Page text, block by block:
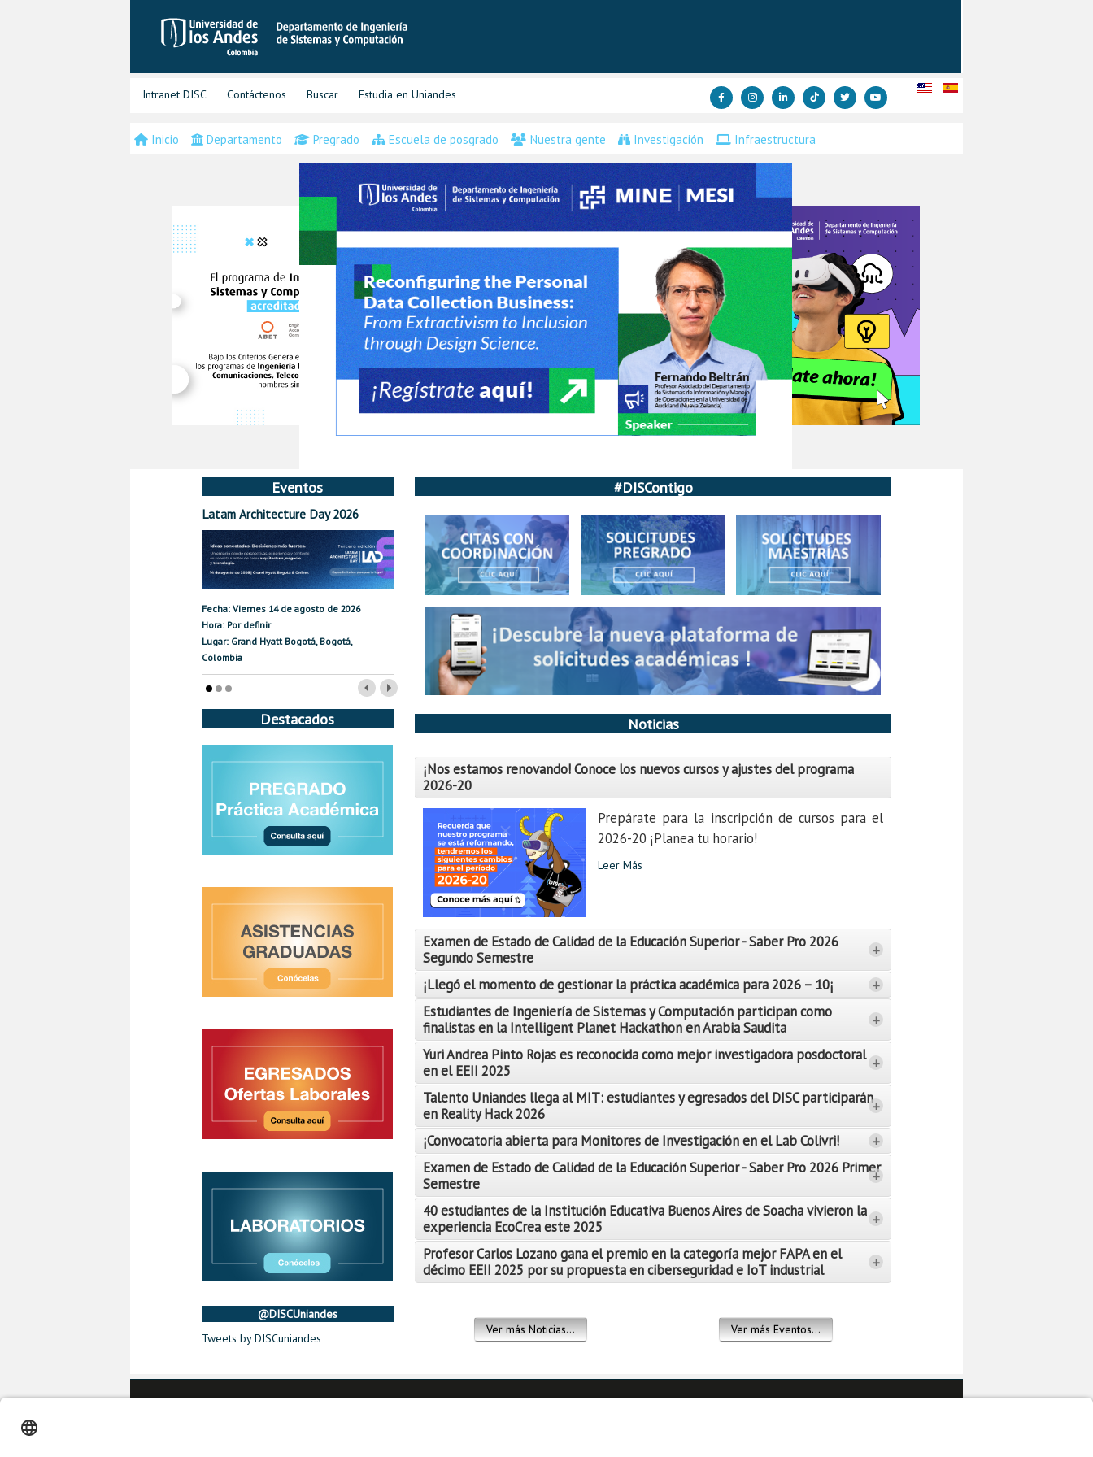
Intranet DISC Contáctenos Buscar Estudia en Uniandes
Inicio Departamento Pregrado Escuela de posgrado Nuestra gente Investigación Infraestructura
Eventos
Latam Architecture Day 2026
Fecha: Viernes 14 de agosto de 2026
Hora: Por definir
Lugar: Grand Hyatt Bogotá, Bogotá,
Colombia
Destacados
@DISCUniandes
Tweets by DISCuniandes
#DISContigo
Noticias
¡Nos estamos renovando! Conoce los nuevos cursos y ajustes del programa
2026-20
Prepárate para la inscripción de cursos para el
2026-20 ¡Planea tu horario!
Leer Más
Examen de Estado de Calidad de la Educación Superior - Saber Pro 2026
Segundo Semestre
+
Leer Más
¡Llegó el momento de gestionar la práctica académica para 2026 – 10¡ +
Leer Más
Estudiantes de Ingeniería de Sistemas y Computación participan como
finalistas en la Intelligent Planet Hackathon en Arabia Saudita
+
Leer Más
Yuri Andrea Pinto Rojas es reconocida como mejor investigadora posdoctoral
en el EEII 2025
+
Leer Más
Talento Uniandes llega al MIT: estudiantes y egresados del DISC participarán
en Reality Hack 2026
+
¡Convocatoria abierta para Monitores de Investigación en el Lab Colivri! +
Leer Más
Examen de Estado de Calidad de la Educación Superior - Saber Pro 2026 Primer
Semestre
+
40 estudiantes de la Institución Educativa Buenos Aires de Soacha vivieron la
experiencia EcoCrea este 2025
+
Profesor Carlos Lozano gana el premio en la categoría mejor FAPA en el
décimo EEII 2025 por su propuesta en ciberseguridad e IoT industrial
+
Ver más Noticias... Ver más Eventos...